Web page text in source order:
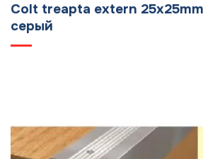
Colt treapta extern
серый